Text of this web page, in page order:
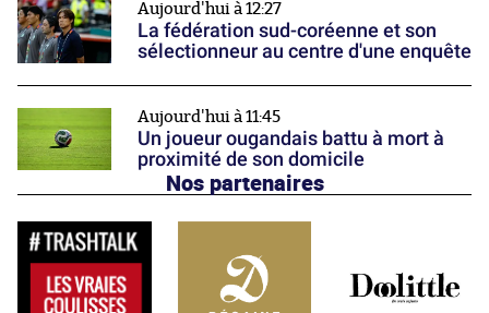
Aujourd'hui à 12:27
La fédération sud-coréenne et son
sélectionneur au centre d'une enquête
Aujourd'hui à 11:45
Un joueur ougandais battu à mort à
proximité de son domicile
Nos partenaires